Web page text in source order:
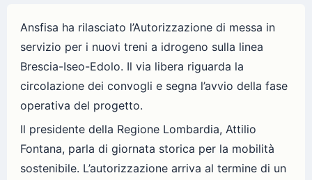
Ansfisa ha rilasciato l’Autorizzazione di messa in
servizio per i nuovi treni a idrogeno sulla linea
Brescia-Iseo-Edolo. Il via libera riguarda la
circolazione dei convogli e segna l’avvio della fase
operativa del progetto.
Il presidente della Regione Lombardia, Attilio
Fontana, parla di giornata storica per la mobilità
sostenibile. L’autorizzazione arriva al termine di un